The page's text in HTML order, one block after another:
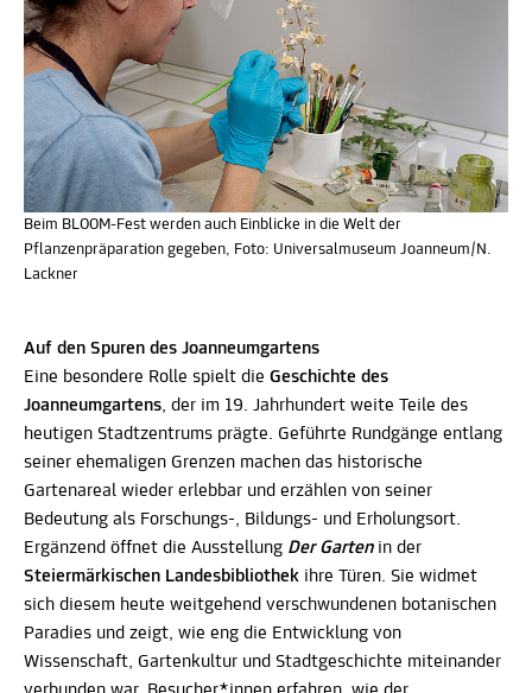
Beim BLOOM-Fest werden auch Einblicke in die Welt der
Pflanzenpräparation gegeben, Foto: Universalmuseum Joanneum/N.
Lackner
Auf den Spuren des Joanneumgartens
Eine besondere Rolle spielt die Geschichte des
Joanneumgartens, der im 19. Jahrhundert weite Teile des
heutigen Stadtzentrums prägte. Geführte Rundgänge entlang
seiner ehemaligen Grenzen machen das historische
Gartenareal wieder erlebbar und erzählen von seiner
Bedeutung als Forschungs-, Bildungs- und Erholungsort.
Ergänzend öffnet die Ausstellung Der Garten in der
Steiermärkischen Landesbibliothek ihre Türen. Sie widmet
sich diesem heute weitgehend verschwundenen botanischen
Paradies und zeigt, wie eng die Entwicklung von
Wissenschaft, Gartenkultur und Stadtgeschichte miteinander